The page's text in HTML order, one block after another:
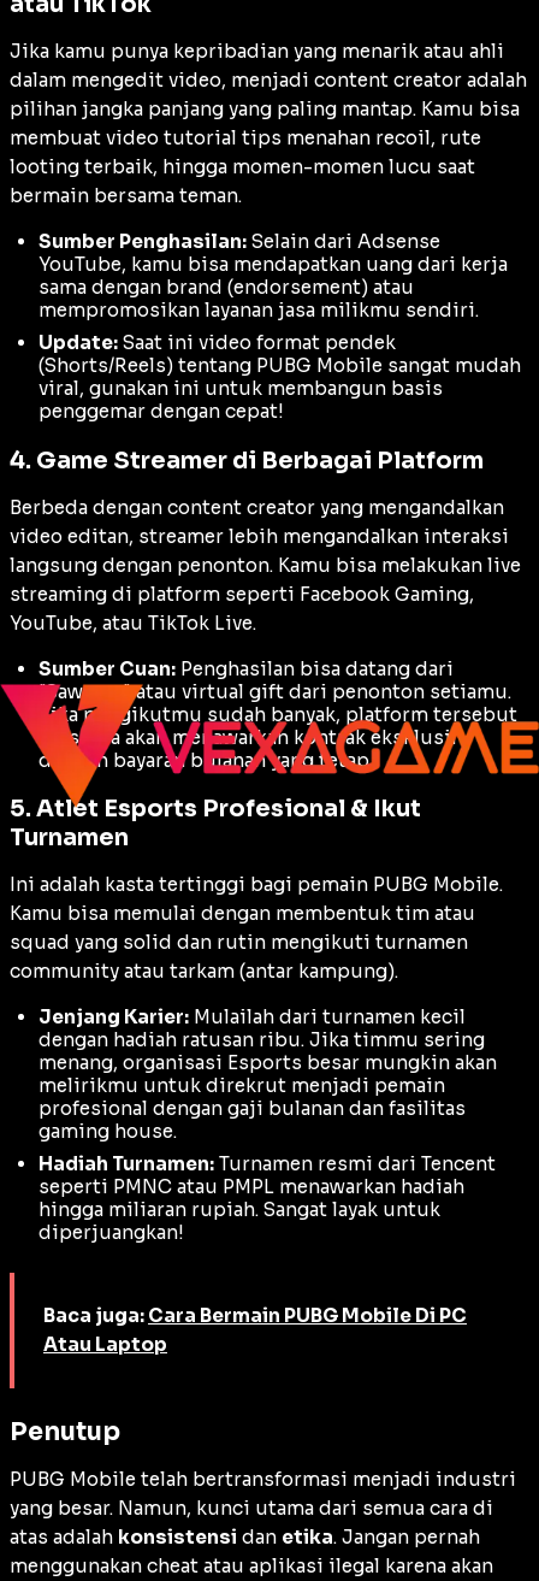
Jika kamu punya kepribadian yang menarik atau ahli
dalam mengedit video, menjadi content creator adalah
pilihan jangka panjang yang paling mantap. Kamu bisa
membuat video tutorial tips menahan recoil, rute
looting terbaik, hingga momen-momen lucu saat
bermain bersama teman.
Sumber Penghasilan: Selain dari Adsense
YouTube, kamu bisa mendapatkan uang dari kerja
sama dengan brand (endorsement) atau
mempromosikan layanan jasa milikmu sendiri.
Update: Saat ini video format pendek
(Shorts/Reels) tentang PUBG Mobile sangat mudah
viral, gunakan ini untuk membangun basis
penggemar dengan cepat!
4. Game Streamer di Berbagai Platform
Berbeda dengan content creator yang mengandalkan
video editan, streamer lebih mengandalkan interaksi
langsung dengan penonton. Kamu bisa melakukan live
streaming di platform seperti Facebook Gaming,
YouTube, atau TikTok Live.
Sumber Cuan: Penghasilan bisa datang dari
"Saweran" atau virtual gift dari penonton setiamu.
Jika pengikutmu sudah banyak, platform tersebut
biasanya akan menawarkan kontrak eksklusif
dengan bayaran bulanan yang tetap.
5. Atlet Esports Profesional & Ikut
Turnamen
Ini adalah kasta tertinggi bagi pemain PUBG Mobile.
Kamu bisa memulai dengan membentuk tim atau
squad yang solid dan rutin mengikuti turnamen
community atau tarkam (antar kampung).
Jenjang Karier: Mulailah dari turnamen kecil
dengan hadiah ratusan ribu. Jika timmu sering
menang, organisasi Esports besar mungkin akan
melirikmu untuk direkrut menjadi pemain
profesional dengan gaji bulanan dan fasilitas
gaming house.
Hadiah Turnamen: Turnamen resmi dari Tencent
seperti PMNC atau PMPL menawarkan hadiah
hingga miliaran rupiah. Sangat layak untuk
diperjuangkan!
Baca juga: Cara Bermain PUBG Mobile Di PC
Atau Laptop
Penutup
PUBG Mobile telah bertransformasi menjadi industri
yang besar. Namun, kunci utama dari semua cara di
atas adalah konsistensi dan etika. Jangan pernah
menggunakan cheat atau aplikasi ilegal karena akan